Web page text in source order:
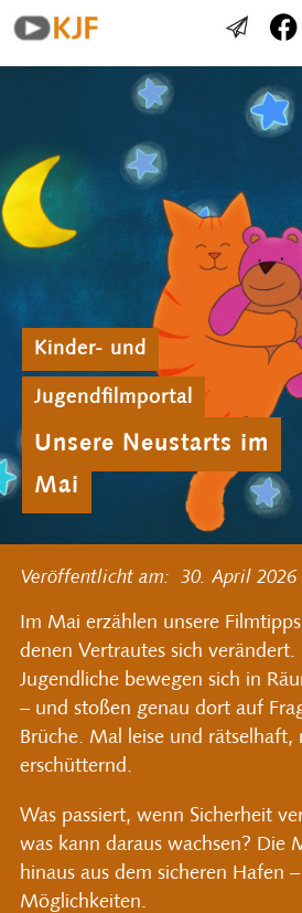
Kinder- und
Jugendfilmportal
Unsere Neustarts im
Mai
Veröffentlicht am: 30.April2026
Im Mai erzählen unsere
denen Vertrautes sich verändert.
Jugendliche bewegen sich in
– und stoßen genau dort auf
Brüche. Mal leise und rätselhaft,
erschütternd.
Was passiert, wenn Sicherheit
was kann daraus wachsen? Die
hinaus aus dem sicheren Hafen
Möglichkeiten.